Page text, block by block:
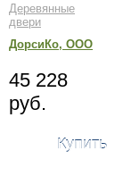
Деревянные
двери
ДорсиКо, ООО
45 228
руб.
Купить